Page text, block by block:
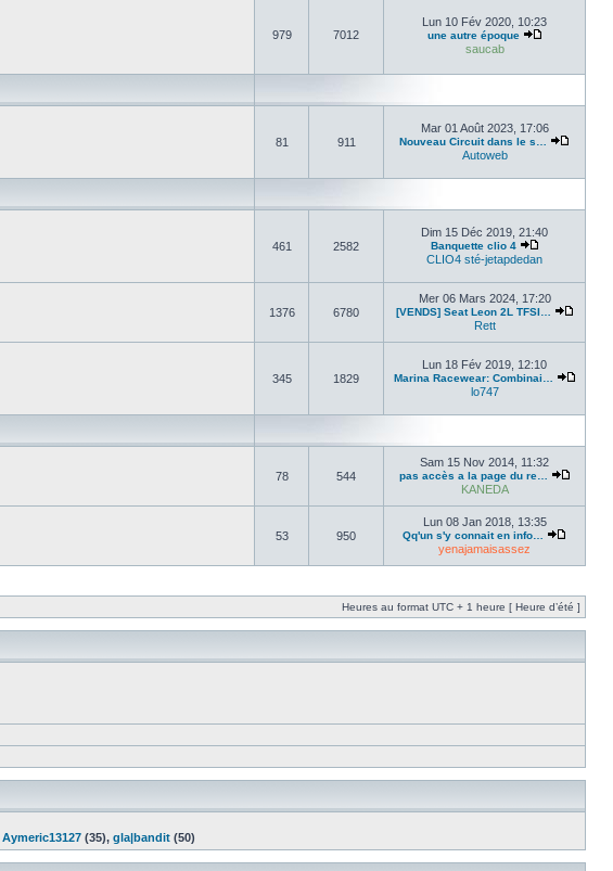
979 7012
Lun 10 Fév 2020, 10:23
une autre époque
saucab
81 911
Mar 01 Août 2023, 17:06
Nouveau Circuit dans le s…
Autoweb
461 2582
Dim 15 Déc 2019, 21:40
Banquette clio 4
CLIO4 sté-jetapdedan
1376 6780
Mer 06 Mars 2024, 17:20
[VENDS] Seat Leon 2L TFSI…
Rett
345 1829
Lun 18 Fév 2019, 12:10
Marina Racewear: Combinai…
lo747
78 544
Sam 15 Nov 2014, 11:32
pas accès a la page du re…
KANEDA
53 950
Lun 08 Jan 2018, 13:35
Qq'un s'y connait en info…
yenajamaisassez
Heures au format UTC + 1 heure [ Heure d’été ]
Aymeric13127 (35), gla|bandit (50)